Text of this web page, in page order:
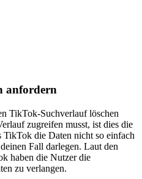
anfordern
TikTok-Suchverlauf löschen
zugreifen musst, ist dies die
TikTok die Daten nicht so einfach
Fall darlegen. Laut den
haben die Nutzer die
zu verlangen.